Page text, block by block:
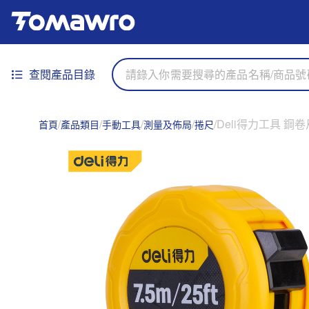
查閱產品目錄
首頁 產品類目 手動工具 測量及佈局 捲尺 Deli得力工具 鋼